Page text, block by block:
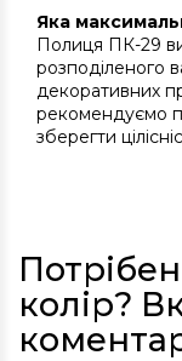
Яка
Полиця ПК-29
розподіленого
декоративних
рекомендуємо
зберегти
колір?